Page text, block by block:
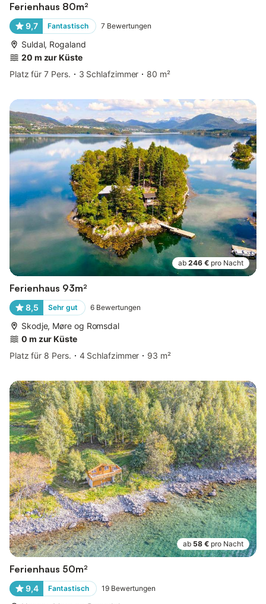
Ferienhaus 80m²
9,7 Fantastisch 7 Bewertungen
Suldal, Rogaland
20 m zur Küste
Platz für 7 Pers.
3 Schlafzimmer 80 m²
ab 246 € pro Nacht
Ferienhaus 93m²
8,5 Sehr gut 6 Bewertungen
Skodje, Møre og Romsdal
0 m zur Küste
Platz für 8 Pers.
4 Schlafzimmer 93 m²
ab 58 € pro Nacht
Ferienhaus 50m²
9,4 Fantastisch 19 Bewertungen